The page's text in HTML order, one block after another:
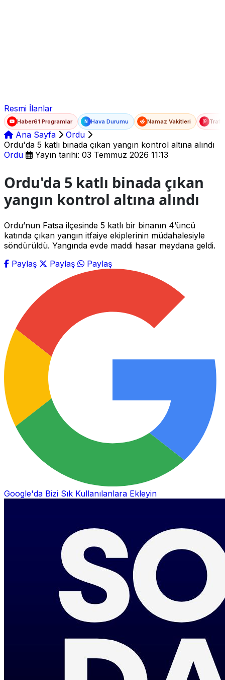
Resmi İlanlar
Haber61 Programlar N Hava Durumu Namaz Vakitleri
Ana Sayfa
Ordu
Ordu'da 5 katlı binada çıkan yangın kontrol altına alındı
Ordu
Yayın tarihi: 03 Temmuz 2026 11:13
Ordu'da 5 katlı binada çıkan
yangın kontrol altına alındı
Ordu’nun Fatsa ilçesinde 5 katlı bir binanın 4’üncü
katında çıkan yangın itfaiye ekiplerinin müdahalesiyle
söndürüldü. Yangında evde maddi hasar meydana geldi.
Paylaş
Paylaş Paylaş
Google'da Bizi Sık Kullanılanlara Ekleyin